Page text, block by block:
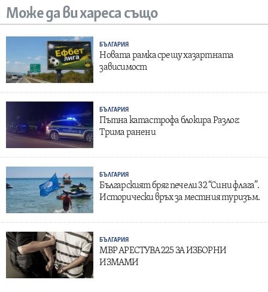
Може да ви хареса също
БЪЛГАРИЯ
Новата рамка срещу хазартната
зависимост
БЪЛГАРИЯ
Пътна катастрофа блокира Разлог:
Трима ранени
БЪЛГАРИЯ
Българският бряг печели 32 “Сини флага”.
Исторически връх за местния туризъм.
БЪЛГАРИЯ
МВР АРЕСТУВА 225 ЗА ИЗБОРНИ
ИЗМАМИ